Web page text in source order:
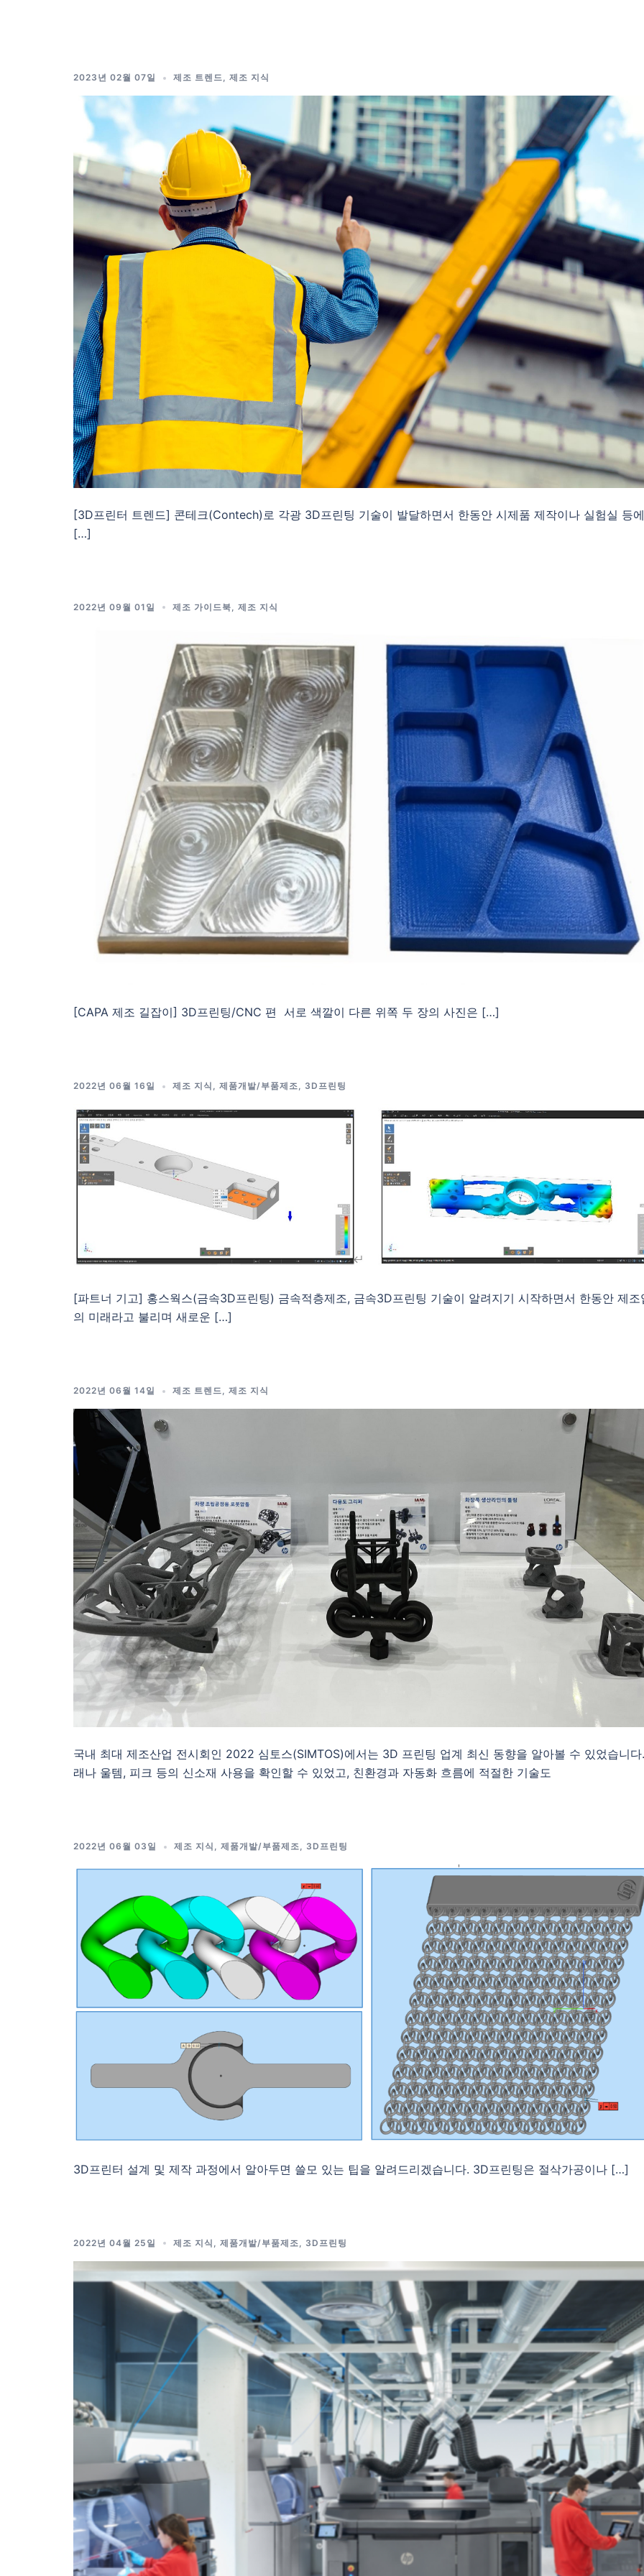
2023년 02월 07일 제조 트렌드, 제조 지식
[3D프린터 트렌드] 콘테크(Contech)로 각광 3D프린팅 기술이 발달하면서 한동안 시제품 제작이나 실험실 등에
[…]
2022년 09월 01일 제조 가이드북 제조 지식
[CAPA 제조 길잡이] 3D프린팅/CNC 편 서로 색깔이 다른 위쪽 두 장의 사진은 […]
2022년 06월 16일 제조 지식 , 제품개발/부품제조, 3D프린팅
[파트너 기고] 홍스웍스(금속3D프린팅) 금속적층제조, 금속3D프린팅 기술이 알려지기 시작하면서 한동안 제조
의 미래라고 불리며 새로운 […]
2022년 06월 14일 제조 트렌드, 제조 지식
국내 최대 제조산업 전시회인 2022 심토스(SIMTOS)에서는 3D 프린팅 업계 최신 동향을 알아볼 수 있었습니
래나 울템, 피크 등의 신소재 사용을 확인할 수 있었고, 친환경과 자동화 흐름에 적절한 기술도
2022년 06월 03일 제조 지식 제품개발/부품제조 3D프린팅
3D프린터 설계 및 제작 과정에서 알아두면 쓸모 있는 팁을 알려드리겠습니다. 3D프린팅은 절삭가공이나 […]
2022년 04월 25일 제조 지식 제품개발/부품제조 3D프린팅